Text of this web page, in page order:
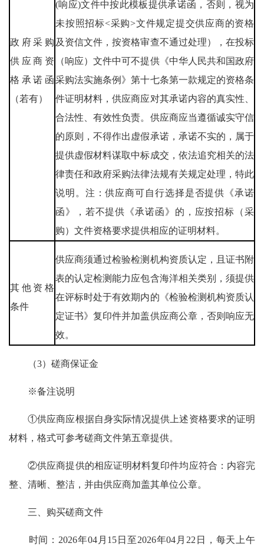
政府采购
供应商资
格承诺函
（若有）
(响应)文件中按此模板提供承诺函，否则，视为
未按照招标<采购>文件规定提交供应商的资格
及资信文件，按资格审查不通过处理），在投标
（响应）文件中可不提供《中华人民共和国政府
采购法实施条例》第十七条第一款规定的资格条
件证明材料，供应商应对其承诺内容的真实性、
合法性、有效性负责。供应商应当遵循诚实守信
的原则，不得作出虚假承诺，承诺不实的，属于
提供虚假材料谋取中标成交，依法追究相关的法
律责任和政府采购法律法规有关规定处理，特此
说明。注：供应商可自行选择是否提供《承诺
函》，若不提供《承诺函》的，应按招标（采
购）文件资格要求提供相应的证明材料。
其他资格
条件
供应商须通过检验检测机构资质认定，且证书附
表的认定检测能力应包含海洋相关类别，须提供
在评标时处于有效期内的《检验检测机构资质认
定证书》复印件并加盖供应商公章，否则响应无
效。
（3）磋商保证金
※备注说明
①供应商应根据自身实际情况提供上述资格要求的证明
材料，格式可参考磋商文件第五章提供。
②供应商提供的相应证明材料复印件均应符合：内容完
整、清晰、整洁，并由供应商加盖其单位公章。
三、购买磋商文件
时间：2026年04月15日至2026年04月22日，每天上午